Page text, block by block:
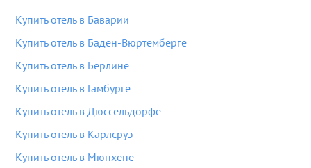
Купить отель в Баварии
Купить отель в Баден-Вюртемберге
Купить отель в Берлине
Купить отель в Гамбурге
Купить отель в Дюссельдорфе
Купить отель в Карлсруэ
Купить отель в Мюнхене